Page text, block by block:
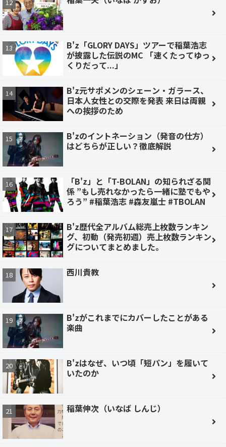
B'z「GLORY DAYS」ツアーで稲葉浩志
が披露した伝説のMC 「速くたってゆっ
くりだって...」
B'z元サポメンのシェーン・ガラース、
日本人女性との交際を発表 来日は両親
への挨拶のため
B'zのイントネーション（発音の仕方）
はどちらが正しい？徹底解説
「B'z」と「T-BOLAN」の知られざる関
係 ”もし売れなかったら一緒に塾でもや
ろう” #稲葉浩志 #森友嵐士 #TBOLAN
B'z歴代全アルバム総売上枚数ランキン
グ、初動（発売初週）売上枚数ランキン
グについてまとめました。
西川貴教
B'zがこれまでにカバーしたことがある
楽曲
B'zはなぜ、いつ頃「短パン」を履いて
いたのか
稲葉伸次（いなば しんじ）